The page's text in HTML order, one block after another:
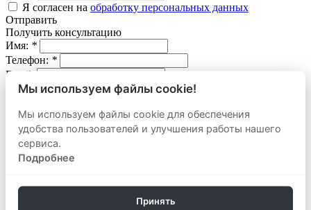
Я согласен на обработку персональных данных
Отправить
Получить консультацию
Имя: *
Телефон: *
Email:
Я согласен наобработку персональных данных
Отправить
Оставить заявку
продать
Вид объекта:
Мы используем файлы cookie!
Мы используем файлы cookie для обеспечения
удобства пользователей и улучшения работы нашего
сервиса.
Подробнее
Принять